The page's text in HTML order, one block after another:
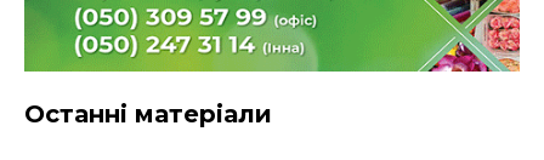
Останні матеріали